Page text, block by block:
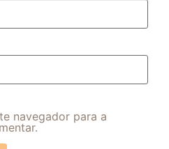
navegador para a